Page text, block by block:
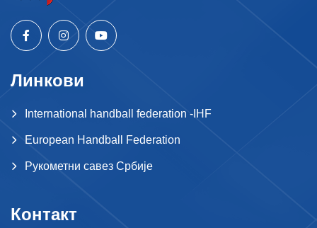
Линкови
International handball federation -IHF
European Handball Federation
Рукометни савез Србије
Контакт